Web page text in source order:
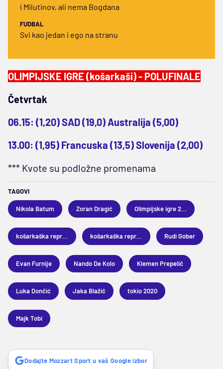
i Milutinov, ali nema Bogdana
FUDBAL
Svi kao jedan i ego na stranu
OLIMPIJSKE IGRE (košarkaši) - POLUFINALE
Četvrtak
06.15: (1,20) SAD (19,0) Australija (5,00)
13.00: (1,95) Francuska (13,5) Slovenija (2,00)
*** Kvote su podložne promenama
TAGOVI
Nikola Batum Zoran Dragić
Rudi Gober
Evan Furnije Nando De Kolo Klemen Prepelič
Luka Dončić Jaka Blažič tokio 2020
Majk Tobi
Dodajte Mozzart Sport u vaš Google izbor